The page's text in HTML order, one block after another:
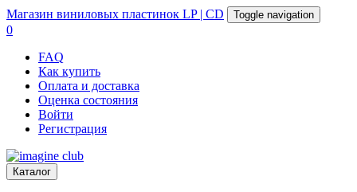
Магазин виниловых пластинок LP | CD Toggle navigation
0
FAQ
Как купить
Оплата и доставка
Оценка состояния
Войти
Регистрация
Каталог